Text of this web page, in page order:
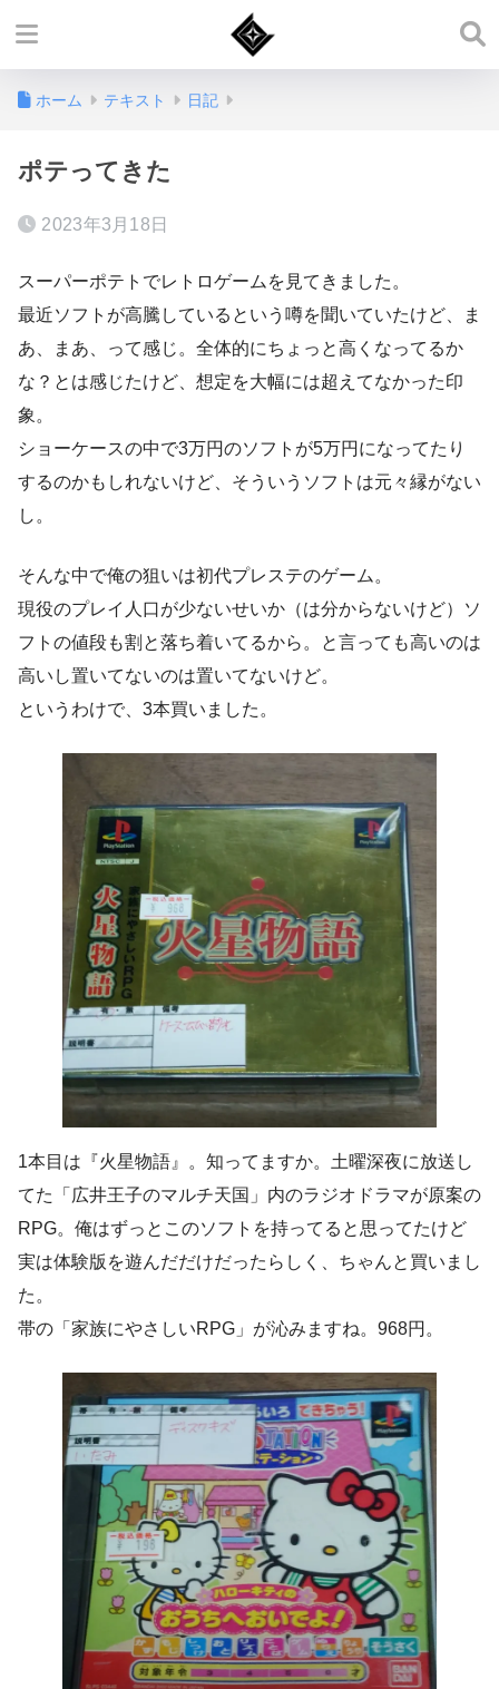
ホーム テキスト 日記
ポテってきた
2023年3月18日
スーパーポテトでレトロゲームを見てきました。
最近ソフトが高騰しているという噂を聞いていたけど、ま
あ、まあ、って感じ。全体的にちょっと高くなってるか
な？とは感じたけど、想定を大幅には超えてなかった印
象。
ショーケースの中で3万円のソフトが5万円になってたり
するのかもしれないけど、そういうソフトは元々縁がない
し。
そんな中で俺の狙いは初代プレステのゲーム。
現役のプレイ人口が少ないせいか（は分からないけど）ソ
フトの値段も割と落ち着いてるから。と言っても高いのは
高いし置いてないのは置いてないけど。
というわけで、3本買いました。
1本目は『火星物語』。知ってますか。土曜深夜に放送し
てた「広井王子のマルチ天国」内のラジオドラマが原案の
RPG。俺はずっとこのソフトを持ってると思ってたけど
実は体験版を遊んだだけだったらしく、ちゃんと買いまし
た。
帯の「家族にやさしいRPG」が沁みますね。968円。